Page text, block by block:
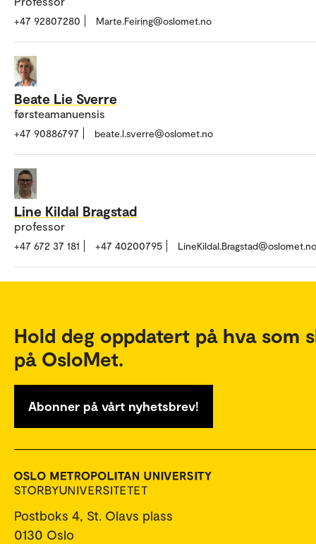
+47 92807280 Marte.Feiring@oslomet.no
Beate Lie Sverre
førsteamanuensis
+47 90886797 beate.l.sverre@oslomet.no
Line Kildal Bragstad
professor
+47 672 37 181 +47 40200795 LineKildal.Bragstad@oslomet.no
Hold deg oppdatert på hva som
på OsloMet.
Abonner på vårt nyhetsbrev!
Postboks 4, St. Olavs plass
0130 Oslo